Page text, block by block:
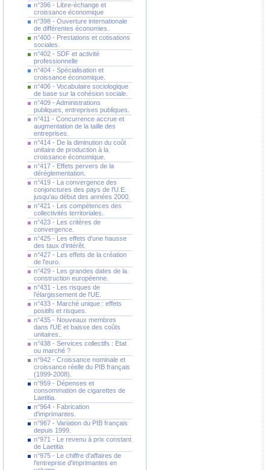
n°396 - Libre-échange et
croissance économique
n°398 - Ouverture internationale
de différentes économies.
n°400 - Prestations et cotisations
sociales.
n°402 - SDF et activité
professionnelle
n°404 - Spécialisation et
croissance économique.
n°406 - Vocabulaire sociologique
de base sur la cohésion sociale.
n°409 - Administrations
publiques, entreprises publiques.
n°411 - Concurrence accrue et
augmentation de la taille des
entreprises.
n°414 - De la diminution du coût
unitaire de production à la
croissance économique.
n°417 - Effets pervers de la
déréglementation.
n°419 - La convergence des
conjonctures des pays de l'U.E.
jusqu'au début des années 2000.
n°421 - Les compétences des
collectivités territoriales.
n°423 - Les critères de
convergence.
n°425 - Les effets d'une hausse
des taux d'intérêt.
n°427 - Les effets de la création
de l'euro.
n°429 - Les grandes dates de la
construction européenne.
n°431 - Les risques de
l'élargissement de l'UE.
n°433 - Marché unique : effets
positifs et risques.
n°435 - Nouveaux membres
dans l'UE et baisse des coûts
unitaires..
n°438 - Services collectifs : Etat
ou marché ?
n°942 - Croissance nominale et
croissance réelle du PIB français
(1999-2008).
n°959 - Dépenses et
consommation de cigarettes de
Laetitia.
n°964 - Fabrication
d'imprimantes.
n°967 - Variation du PIB français
depuis 1999.
n°971 - Le revenu à prix constant
de Laetitia
n°975 - Le chiffre d'affaires de
l'entreprise d'imprimantes en